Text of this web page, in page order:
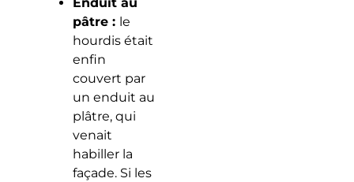
pâtre : le
hourdis était
enfin
couvert par
un enduit au
plâtre, qui
venait
habiller la
façade. Si les